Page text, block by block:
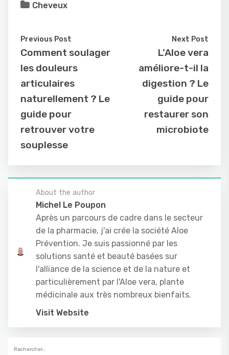
Cheveux
Previous Post
Comment soulager
les douleurs
articulaires
naturellement ? Le
guide pour
retrouver votre
souplesse
Next Post
L’Aloe vera
améliore-t-il la
digestion ? Le
guide pour
restaurer son
microbiote
About the author
Michel Le Poupon
Après un parcours de cadre dans le secteur
de la pharmacie, j'ai crée la société Aloe
Prévention. Je suis passionné par les
solutions santé et beauté basées sur
l'alliance de la science et de la nature et
particulièrement par l'Aloe vera, plante
médicinale aux très nombreux bienfaits.
Visit Website